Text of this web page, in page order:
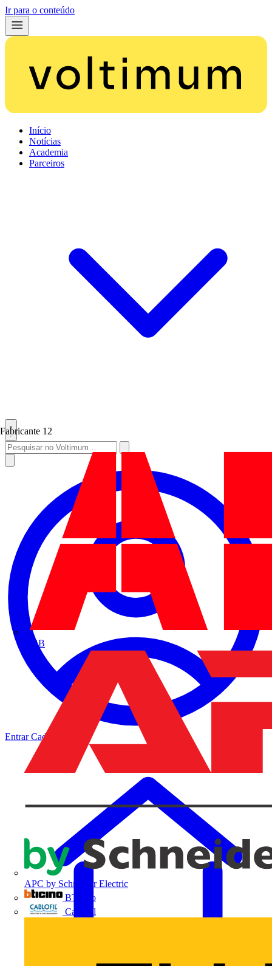
Ir para o conteúdo
Início
Notícias
Academia
Parceiros
Fabricante 12
ABB
APC by Schneider Electric
BTicino
Cablofil
EntrarCadastrar